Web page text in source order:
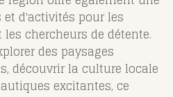
d'activités pour les
chercheurs de détente.
des paysages
découvrir la culture locale
excitantes, ce